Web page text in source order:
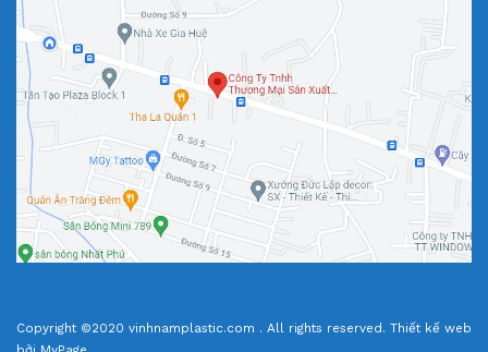
Copyright ©2020 vinhnamplastic.com . All rights reserved. Thiết kế web